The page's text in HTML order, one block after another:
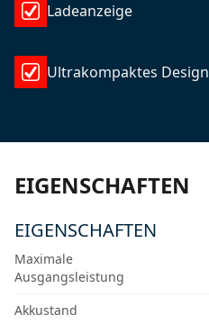
Ladeanzeige
Ultrakompaktes Design
EIGENSCHAFTEN
EIGENSCHAFTEN
Maximale
Ausgangsleistung
Akkustand